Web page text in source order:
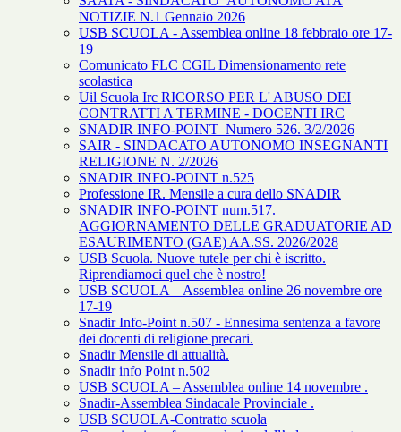
NOTIZIE N.1 Gennaio 2026
USB SCUOLA - Assemblea online 18 febbraio ore 17-
19
Comunicato FLC CGIL Dimensionamento rete
scolastica
Uil Scuola Irc RICORSO PER L' ABUSO DEI
CONTRATTI A TERMINE - DOCENTI IRC
SNADIR INFO-POINT Numero 526. 3/2/2026
SAIR - SINDACATO AUTONOMO INSEGNANTI
RELIGIONE N. 2/2026
SNADIR INFO-POINT n.525
Professione IR. Mensile a cura dello SNADIR
SNADIR INFO-POINT num.517.
AGGIORNAMENTO DELLE GRADUATORIE AD
ESAURIMENTO (GAE) AA.SS. 2026/2028
USB Scuola. Nuove tutele per chi è iscritto.
Riprendiamoci quel che è nostro!
USB SCUOLA – Assemblea online 26 novembre ore
17-19
Snadir Info-Point n.507 - Ennesima sentenza a favore
dei docenti di religione precari.
Snadir Mensile di attualità.
Snadir info Point n.502
USB SCUOLA – Assemblea online 14 novembre .
Snadir-Assemblea Sindacale Provinciale .
USB SCUOLA-Contratto scuola